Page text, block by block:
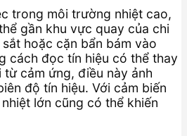
trong môi trường nhiệt cao,
gần khu vực quay của chi
hoặc cặn bẩn bám vào
cách đọc tín hiệu có thể thay
từ cảm ứng, điều này ảnh
độ tín hiệu. Với cảm biến
lớn cũng có thể khiến